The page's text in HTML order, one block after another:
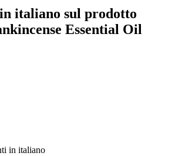
italiano sul prodotto
Essential Oil
in italiano